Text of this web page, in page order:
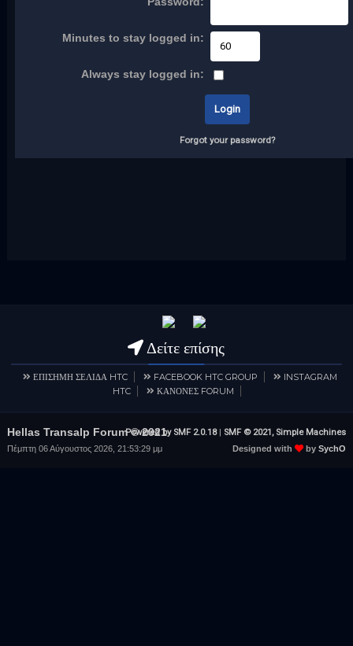
Minutes to stay logged in:
Always stay logged in:
Forgot your password?
Δείτε επίσης
ΕΠΙΣΗΜΗ ΣΕΛΙΔΑ HTC FACEBOOK HTC GROUP
INSTAGRAM
HTC
ΚΑΝΟΝΕΣ FORUM
Powered by SMF 2.0.18| SMF © 2021, Simple Machines
Designed with bySychO
Hellas Transalp Forum © 2021
Πέμπτη 06 Αύγουστος 2026, 21:53:29 μμ